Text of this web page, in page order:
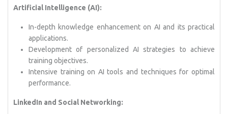
Artificial Intelligence (AI):
In-depth knowledge enhancement on AI and its practical
applications.
Development of personalized AI strategies to achieve
training objectives.
Intensive training on AI tools and techniques for optimal
performance.
LinkedIn and Social Networking: